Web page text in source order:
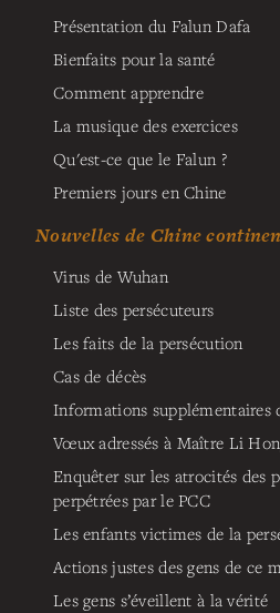
Présentation du Falun Dafa
Bienfaits pour la santé
Comment apprendre
La musique des exercices
Qu'est-ce que le Falun ?
Premiers jours en Chine
Nouvelles de Chine
Virus de Wuhan
Liste des persécuteurs
Les faits de la persécution
Cas de décès
Informations supplémentaires
Vœux adressés à Maître Li
Enquêter sur les atrocités des
perpétrées par le PCC
Les enfants victimes de la
Actions justes des gens de ce
Les gens s’éveillent à la vérité